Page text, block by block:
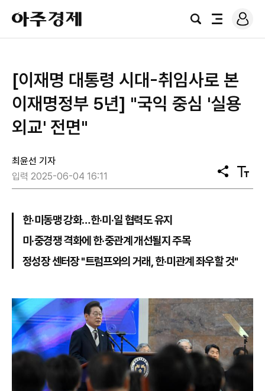
아
주
경
검
전
로
그
[이재명 대통령 시대-취임사로 본
이재명정부 5년] "국익 중심 '실용
외교' 전면"
최윤선 기자
입력 2025-06-04 16:11
공
유
텍
스
한·미동맹 강화…한·미·일 협력도 유지
미·중경쟁 격화에 한·중관계 개선될지 주목
정성장 센터장 "트럼프와의 거래, 한·미관계 좌우할 것"